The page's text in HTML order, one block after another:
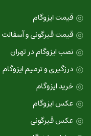
قیمت ایزوگام
قیمت قیرگونی و آسفالت
نصب ایزوگام در تهران
درزگیری و ترمیم ایزوگام
خرید ایزوگام
عکس ایزوگام
عکس قیرگونی